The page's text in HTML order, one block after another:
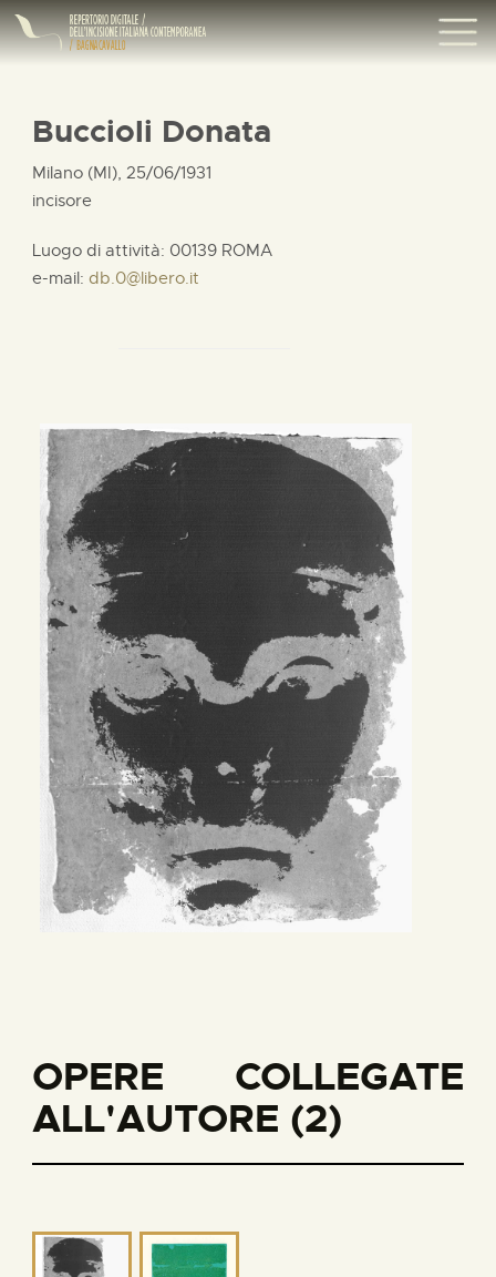
Buccioli Donata
Milano (MI), 25/06/1931
incisore
Luogo di attività: 00139 ROMA
e-mail: db.0@libero.it
OPERE COLLEGATE
ALL'AUTORE (2)